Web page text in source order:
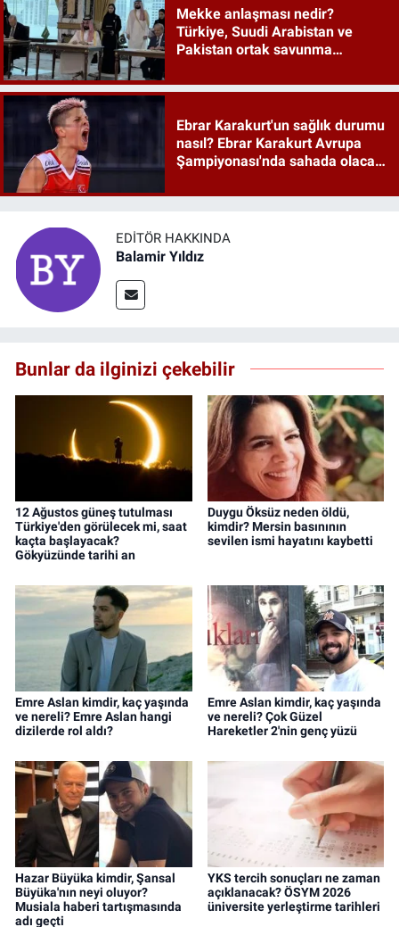
Mekke anlaşması nedir?
Türkiye, Suudi Arabistan ve
Pakistan ortak savunma
Ebrar Karakurt'un sağlık durumu
nasıl? Ebrar Karakurt Avrupa
Şampiyonası'nda sahada olacak
EDITÖR HAKKINDA
Balamir Yıldız
Bunlar da ilginizi çekebilir
12 Ağustos güneş tutulması
Türkiye'den görülecek mi, saat
kaçta başlayacak?
Gökyüzünde tarihi an
Duygu Öksüz neden öldü,
kimdir? Mersin basınının
sevilen ismi hayatını kaybetti
Emre Aslan kimdir, kaç yaşında
ve nereli? Emre Aslan hangi
dizilerde rol aldı?
Emre Aslan kimdir, kaç yaşında
ve nereli? Çok Güzel
Hareketler 2'nin genç yüzü
Hazar Büyüka kimdir, Şansal
Büyüka'nın neyi oluyor?
Musiala haberi tartışmasında
adı geçti
YKS tercih sonuçları ne zaman
açıklanacak? ÖSYM 2026
üniversite yerleştirme tarihleri